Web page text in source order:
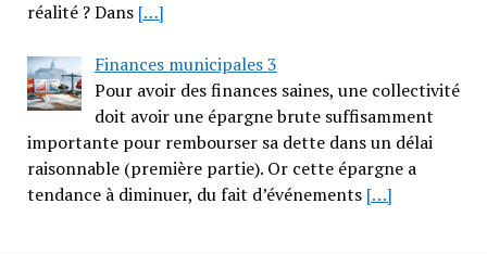
réalité ? Dans […]
Finances municipales 3
Pour avoir des finances saines, une collectivité
doit avoir une épargne brute suffisamment
importante pour rembourser sa dette dans un délai
raisonnable (première partie). Or cette épargne a
tendance à diminuer, du fait d’événements […]